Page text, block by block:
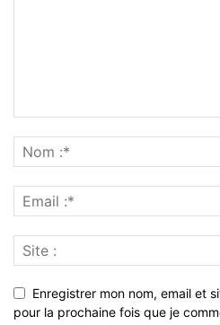
Enregistrer mon nom, email et
pour la prochaine fois que je